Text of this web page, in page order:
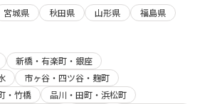
宮城県 秋田県 山形県
福島県
新橋・有楽町・銀座
市ヶ谷・四ツ谷・麹町
・竹橋
品川・田町・浜松町